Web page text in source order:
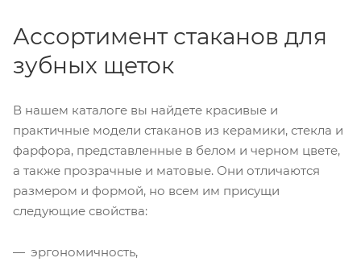
Ассортимент стаканов для
зубных щеток
В нашем каталоге вы найдете красивые и
практичные модели стаканов из керамики, стекла и
фарфора, представленные в белом и черном цвете,
а также прозрачные и матовые. Они отличаются
размером и формой, но всем им присущи
следующие свойства:
эргономичность,